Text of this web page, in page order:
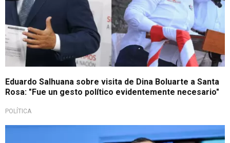
Eduardo Salhuana sobre visita de Dina Boluarte a Santa
Rosa: "Fue un gesto político evidentemente necesario"
POLÍTICA